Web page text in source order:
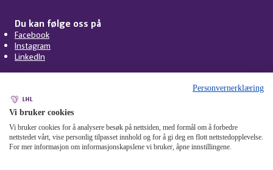
Du kan følge oss på
Facebook
Instagram
LinkedIn
Personvernerklæring
Vi bruker cookies
Vi bruker cookies for å analysere besøk på nettsiden, med formål om å forbedre
nettstedet vårt, vise personlig tilpasset innhold og for å gi deg en flott nettstedopplevelse.
For mer informasjon om informasjonskapslene vi bruker, åpne innstillingene.